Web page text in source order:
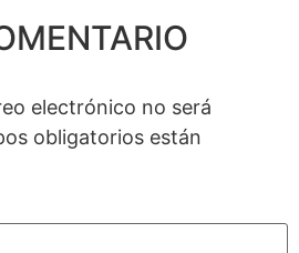
electrónico no será
obligatorios están